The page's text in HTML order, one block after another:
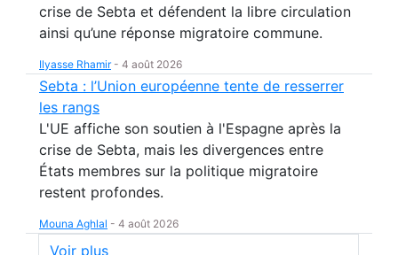
crise de Sebta et défendent la libre circulation
ainsi qu’une réponse migratoire commune.
Ilyasse Rhamir- 4 août 2026
Sebta : l’Union européenne tente de resserrer
les rangs
L'UE affiche son soutien à l'Espagne après la
crise de Sebta, mais les divergences entre
États membres sur la politique migratoire
restent profondes.
Mouna Aghlal - 4 août 2026
Voir plus